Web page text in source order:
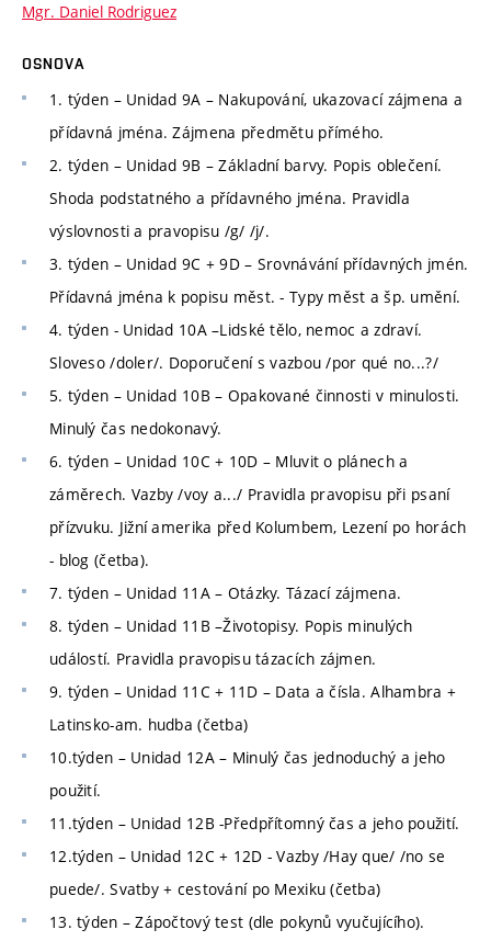
Mgr. Daniel Rodriguez
OSNOVA
1. týden – Unidad 9A – Nakupování, ukazovací zájmena a
přídavná jména. Zájmena předmětu přímého.
2. týden – Unidad 9B – Základní barvy. Popis oblečení.
Shoda podstatného a přídavného jména. Pravidla
výslovnosti a pravopisu /g/ /j/.
3. týden – Unidad 9C + 9D – Srovnávání přídavných jmén.
Přídavná jména k popisu měst. - Typy měst a šp. umění.
4. týden - Unidad 10A –Lidské tělo, nemoc a zdraví.
Sloveso /doler/. Doporučení s vazbou /por qué no...?/
5. týden – Unidad 10B – Opakované činnosti v minulosti.
Minulý čas nedokonavý.
6. týden – Unidad 10C + 10D – Mluvit o plánech a
záměrech. Vazby /voy a.../ Pravidla pravopisu při psaní
přízvuku. Jižní amerika před Kolumbem, Lezení po horách
- blog (četba).
7. týden – Unidad 11A – Otázky. Tázací zájmena.
8. týden – Unidad 11B –Životopisy. Popis minulých
událostí. Pravidla pravopisu tázacích zájmen.
9. týden – Unidad 11C + 11D – Data a čísla. Alhambra +
Latinsko-am. hudba (četba)
10.týden – Unidad 12A – Minulý čas jednoduchý a jeho
použití.
11.týden – Unidad 12B -Předpřítomný čas a jeho použití.
12.týden – Unidad 12C + 12D - Vazby /Hay que/ /no se
puede/. Svatby + cestování po Mexiku (četba)
13. týden – Zápočtový test (dle pokynů vyučujícího).